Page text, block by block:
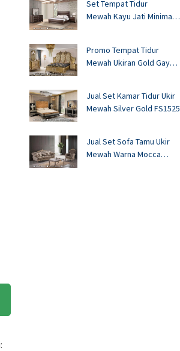
Set Tempat Tidur
Mewah Kayu Jati Minimalis
Promo Tempat Tidur
Mewah Ukiran Gold Gaya
Jual Set Kamar Tidur Ukir
Mewah Silver Gold FS1525
Jual Set Sofa Tamu Ukir
Mewah Warna Mocca